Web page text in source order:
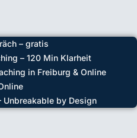
– gratis
– 120 Min Klarheit
in Freiburg & Online
Unbreakable by Design